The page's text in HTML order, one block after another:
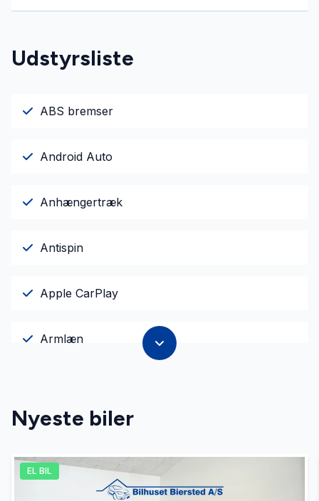
Udstyrsliste
ABS bremser
Android Auto
Anhængertræk
Antispin
Apple CarPlay
Armlæn
Auto. start/stop
Automatisk lys
Nyeste biler
EL BIL